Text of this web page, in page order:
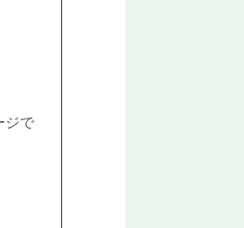
ジで